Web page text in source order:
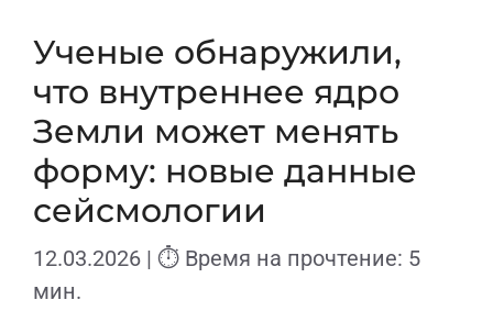
Ученые обнаружили,
что внутреннее ядро
Земли может менять
форму: новые данные
сейсмологии
12.03.2026 | ⏱ Время на прочтение: 5
мин.